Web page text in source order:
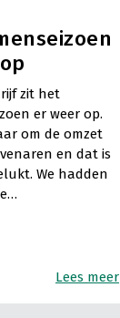
zit het
er weer op.
om de omzet
en dat is
We hadden
Lees meer